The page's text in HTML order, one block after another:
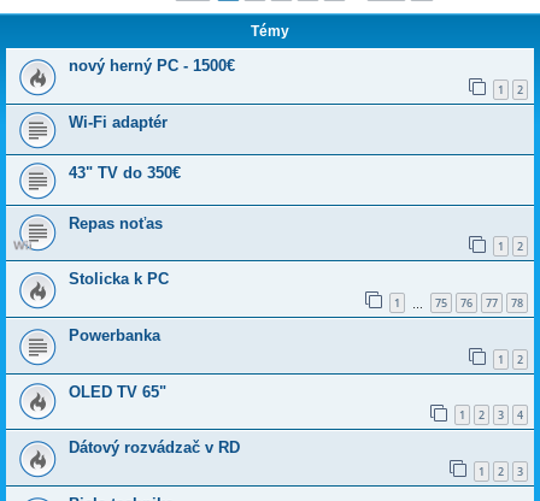
Témy
nový herný PC - 1500€
1 2
Wi-Fi adaptér
43" TV do 350€
Repas noťas
1 2
Stolicka k PC
1 75 76 77 78
Powerbanka
1 2
OLED TV 65"
1 2 3 4
Dátový rozvádzač v RD
1 2 3